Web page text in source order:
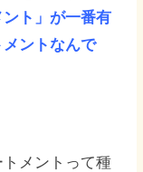
ント」が一番有
ントなんで
メントって種